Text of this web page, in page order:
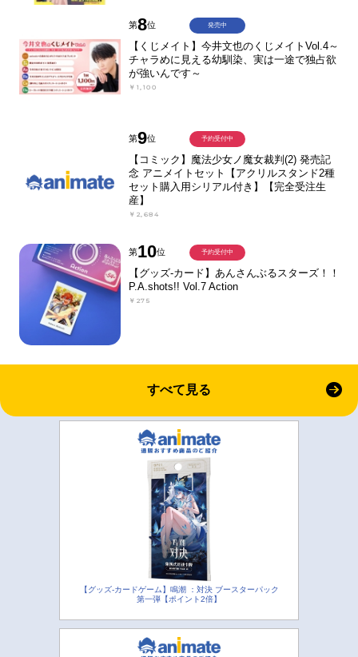
第8位
【くじメイト】今井文也のくじメイトVol.4～
チャラめに見える幼馴染、実は一途で独占欲
が強いんです～
￥1,100
発売中
第9位
【コミック】魔法少女ノ魔女裁判(2) 発売記
念 アニメイトセット【アクリルスタンド2種
セット購入用シリアル付き】【完全受注生
産】
￥2,684
予約受付中
第10位
【グッズ-カード】あんさんぶるスターズ！！
P.A.shots!! Vol.7 Action
￥275
予約受付中
すべて見る
【グッズ-カードゲーム】鳴潮 ：対決 ブースターパック
第一弾【ポイント2倍】